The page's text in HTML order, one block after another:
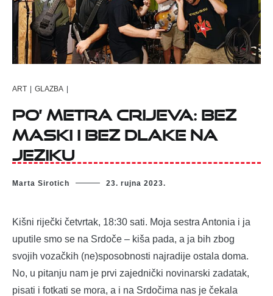
ART | GLAZBA |
Po’ Metra Crijeva: bez
maski i bez dlake na
jeziku
Marta Sirotich 23. rujna 2023.
Kišni riječki četvrtak, 18:30 sati. Moja sestra Antonia i ja
uputile smo se na Srdoče – kiša pada, a ja bih zbog
svojih vozačkih (ne)sposobnosti najradije ostala doma.
No, u pitanju nam je prvi zajednički novinarski zadatak,
pisati i fotkati se mora, a i na Srdočima nas je čekala